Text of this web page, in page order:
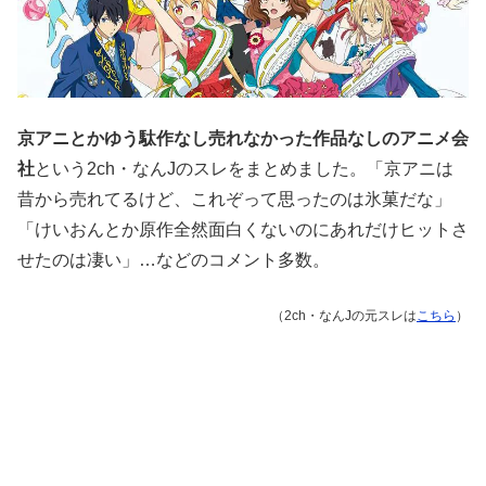
京アニとかゆう駄作なし売れなかった作品なしのアニメ会
社という2ch・なんJのスレをまとめました。「京アニは
昔から売れてるけど、これぞって思ったのは氷菓だな」
「けいおんとか原作全然面白くないのにあれだけヒットさ
せたのは凄い」…などのコメント多数。
（2ch・なんJの元スレはこちら ）